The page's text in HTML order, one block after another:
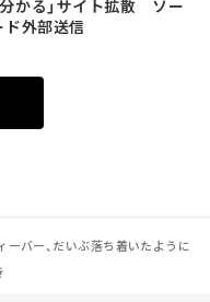
かる」サイト拡散 ソー
ド外部送信
ーバー、だいぶ落ち着いたように